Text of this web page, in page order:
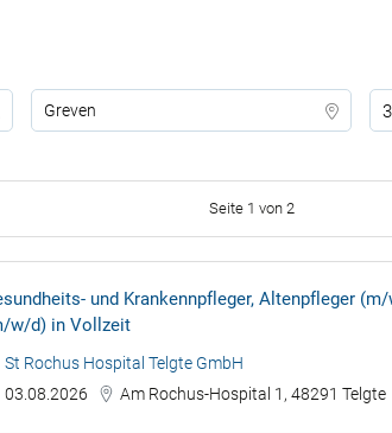
Seite 1 von 2
und Krankennpfleger, Altenpfleger
w/d) in Vollzeit
St Rochus Hospital Telgte GmbH
03.08.2026
Am Rochus-Hospital 1, 48291 Telgte